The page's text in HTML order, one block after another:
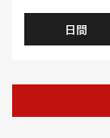
日間